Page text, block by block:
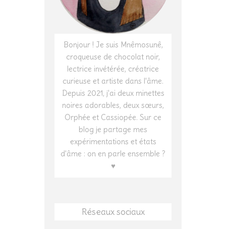
Bonjour ! Je suis Mnêmosunê,
croqueuse de chocolat noir,
lectrice invétérée, créatrice
curieuse et artiste dans l'âme.
Depuis 2021, j'ai deux minettes
noires adorables, deux sœurs,
Orphée et Cassiopée. Sur ce
blog je partage mes
expérimentations et états
d'âme : on en parle ensemble ?
♥
Réseaux sociaux